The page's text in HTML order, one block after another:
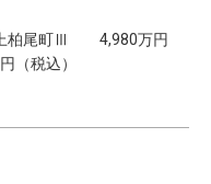
上柏尾町Ⅲ 4,980万円
税込）